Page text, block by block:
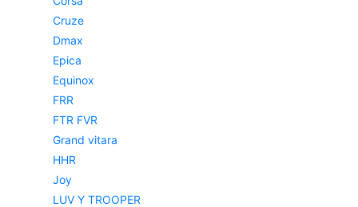
Cruze
Dmax
Epica
Equinox
FRR
FTR FVR
Grand vitara
HHR
Joy
LUV Y TROOPER